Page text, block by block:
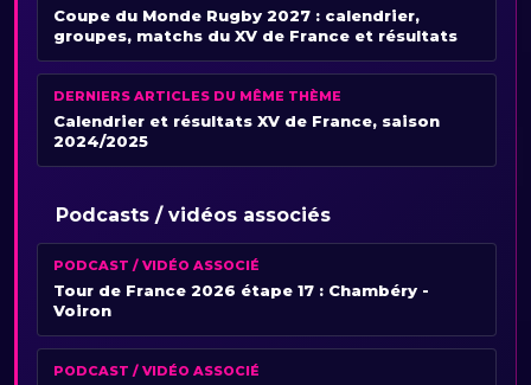
Coupe du Monde Rugby 2027 : calendrier,
groupes, matchs du XV de France et résultats
DERNIERS ARTICLES DU MÊME THÈME
Calendrier et résultats XV de France, saison
2024/2025
Podcasts / vidéos associés
PODCAST / VIDÉO ASSOCIÉ
Tour de France 2026 étape 17 : Chambéry -
Voiron
PODCAST / VIDÉO ASSOCIÉ